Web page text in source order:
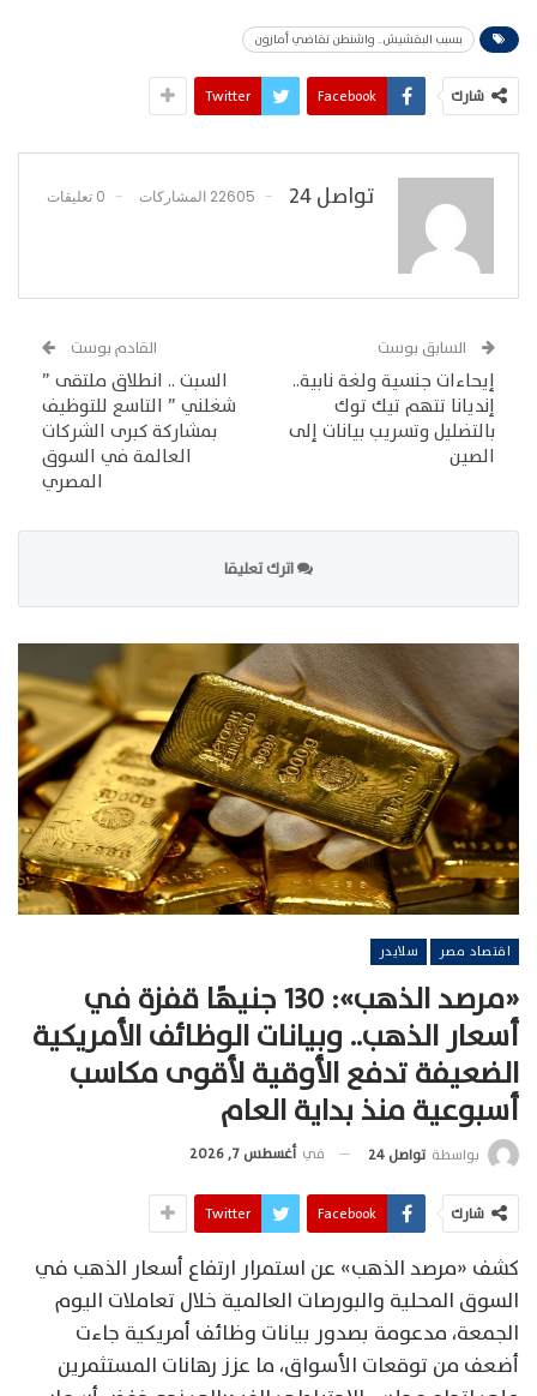
بسبب البقشيش.. واشنطن تقاضي أمازون
شارك Facebook
Twitter
تواصل 24 22605 المشاركات 0 تعليقات
السابق بوست
إيحاءات جنسية ولغة نابية..
إنديانا تتهم تيك توك
بالتضليل وتسريب بيانات إلى
الصين
القادم بوست
السبت .. انطلاق ملتقى ”
شغلني ” التاسع للتوظيف
بمشاركة كبرى الشركات
العالمة في السوق
المصري
اترك تعليقا
اقتصاد مصر سلايدر
«مرصد الذهب»: 130 جنيهًا قفزة في
أسعار الذهب.. وبيانات الوظائف الأمريكية
الضعيفة تدفع الأوقية لأقوى مكاسب
أسبوعية منذ بداية العام
بواسطة تواصل 24 في أغسطس 7, 2026
شارك Facebook
Twitter
كشف «مرصد الذهب» عن استمرار ارتفاع أسعار الذهب في
السوق المحلية والبورصات العالمية خلال تعاملات اليوم
الجمعة، مدعومة بصدور بيانات وظائف أمريكية جاءت
أضعف من توقعات الأسواق، ما عزز رهانات المستثمرين